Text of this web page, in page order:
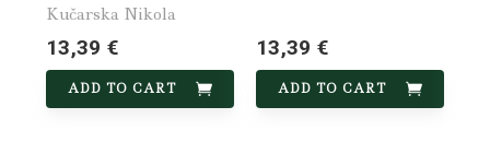
Kučarska Nikola
13,39 €
ADD TO CART
13,39 €
ADD TO CART